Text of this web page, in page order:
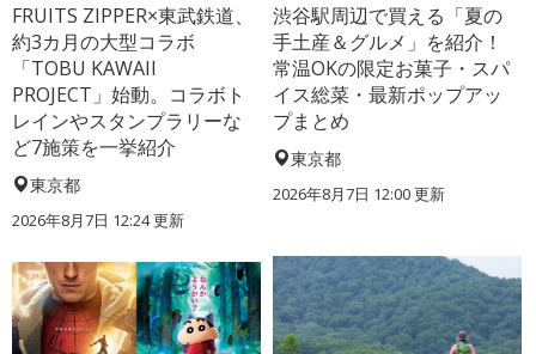
FRUITS ZIPPER×東武鉄道、
約3カ月の大型コラボ
「TOBU KAWAII
PROJECT」始動。コラボト
レインやスタンプラリーな
ど7施策を一挙紹介
東京都
2026年8月7日 12:24更新
渋谷駅周辺で買える「夏の
手土産＆グルメ」を紹介！
常温OKの限定お菓子・スパ
イス総菜・最新ポップアッ
プまとめ
東京都
2026年8月7日 12:00更新